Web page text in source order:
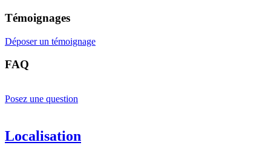
Témoignages
Déposer un témoignage
FAQ
Posez une question
Localisation